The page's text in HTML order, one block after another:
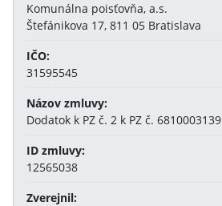
Komunálna poisťovňa, a.s.
Štefánikova 17, 811 05 Bratislava
IČO:
31595545
Názov zmluvy:
Dodatok k PZ č. 2 k PZ č. 6810003139
ID zmluvy:
12565038
Zverejnil: